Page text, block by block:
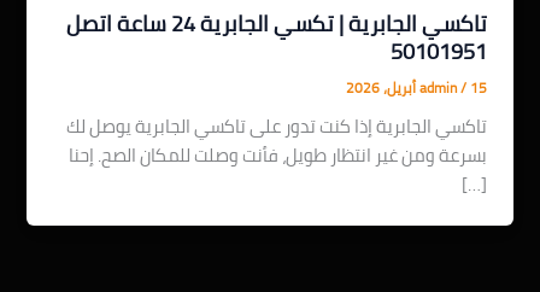
تاكسي الجابرية | تكسي الجابرية 24 ساعة اتصل
50101951
admin/15 أبريل، 2026
تاكسي الجابرية إذا كنت تدور على تاكسي الجابرية يوصل لك
بسرعة ومن غير انتظار طويل، فأنت وصلت للمكان الصح. إحنا
[…]